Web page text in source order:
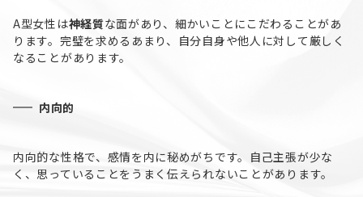
A型女性は神経質な面があり、細かいことにこだわることがあ
ります。完璧を求めるあまり、自分自身や他人に対して厳しく
なることがあります。
内向的
内向的な性格で、感情を内に秘めがちです。自己主張が少な
く、思っていることをうまく伝えられないことがあります。